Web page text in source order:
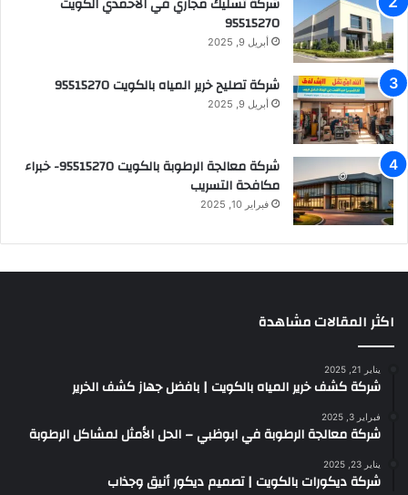
95515270
أبريل 9, 2025
شركة تصليح خرير المياه بالكويت 95515270
أبريل 9, 2025
شركة معالجة الرطوبة بالكويت 95515270- خبراء
مكافحة التسريب
فبراير 10, 2025
اكثر المقالات مشاهدة
يناير 21, 2025
شركة كشف خرير المياه بالكويت | بافضل جهاز كشف الخرير
فبراير 3, 2025
شركة معالجة الرطوبة في ابوظبي – الحل الأمثل لمشاكل الرطوبة
يناير 23, 2025
شركة ديكورات بالكويت | تصميم ديكور أنيق وجذاب